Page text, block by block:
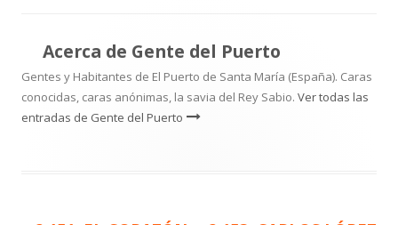
Acerca de Gente del Puerto
Gentes y Habitantes de El Puerto de Santa María (España). Caras
conocidas, caras anónimas, la savia del Rey Sabio. Ver todas las
entradas de Gente del Puerto